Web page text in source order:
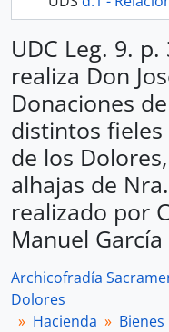
UDC Leg. 9.
realiza Don
Donaciones
distintos
de los
alhajas de
realizado por
Manuel
Archicofradía
Dolores
Hacienda